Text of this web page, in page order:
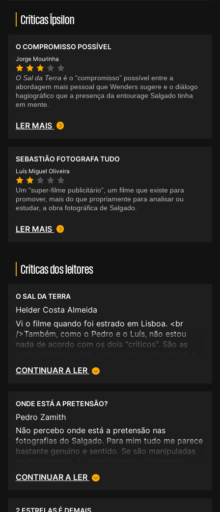
Críticas Ípsilon
O COMPROMISSO POSSÍVEL
Jorge Mourinha
O Sal da Terra é o “compromisso” possível entre a
abordagem mais pessoal que Wenders sugere e o diálogo
hagiográfico que a presença da entourage Salgado tinha
em mente.
LER MAIS
SEBASTIÃO FOTOGRAFA TUDO
Luís Miguel Oliveira
Um “super-filme publicitário”, um filme que existe para
promover, mais do que propriamente para analisar ou
estudar, a obra fotográfica de Salgado.
LER MAIS
Críticas dos leitores
O SAL DA TERRA
Helder Costa Almeida
Vi o filme quando foi estrado em Lisboa. <br
/>Também, como o Pedro e o Luís, não estou
nada de acordo com os dois "críticos". São as
ver e/ou a rever.
CONTINUAR A LER
ONDE ESTÁ A PRETENSÃO?
Pedro Zamith
Não percebo onde está a pretensão nas
fotografias do Salgado. Para mim tudo me parece
bastante genuino e sentido. Se são manipuladas
Sinto aí Luis telles, um ressabiamento qualquer
(aposto que nos filmes do Manoel, esses sim
CONTINUAR A LER
2 ESTRELAS É DEMAIS